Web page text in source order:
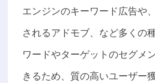
エンジンのキーワード広告や
されるアドモブ、など多くの
ワードやターゲットのセグメ
きるため、質の高いユーザー